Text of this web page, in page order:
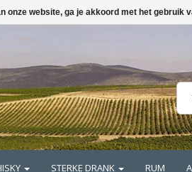
STERKE DRANK RUM
onze website, ga je akkoord met het gebruik